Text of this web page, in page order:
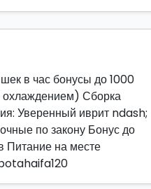
в час бонусы до 1000
охлаждением) Сборка
Уверенный иврит ndash;
по закону Бонус до
Питание на месте